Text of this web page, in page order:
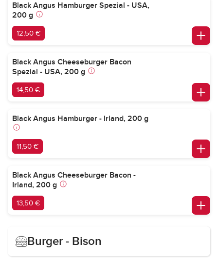
Black Angus Hamburger Spezial - USA,
200 g
12,50 €
Black Angus Cheeseburger Bacon
Spezial - USA, 200 g
14,50 €
Black Angus Hamburger - Irland, 200 g
11,50 €
Black Angus Cheeseburger Bacon -
Irland, 200 g
13,50 €
Burger - Bison